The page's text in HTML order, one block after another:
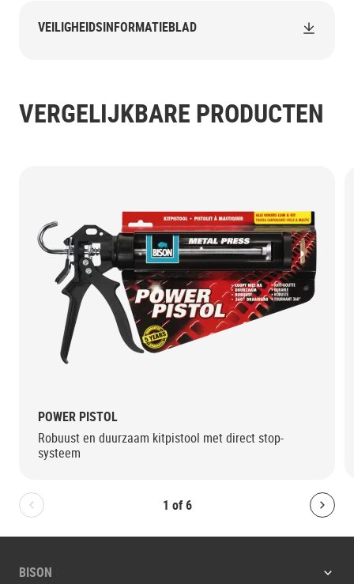
VEILIGHEIDSINFORMATIEBLAD
VERGELIJKBARE PRODUCTEN
1 of 6
Bolton.General.PreviousSlide
POWER PISTOL
Robuust en duurzaam kitpistool met direct stop-
systeem
BISON